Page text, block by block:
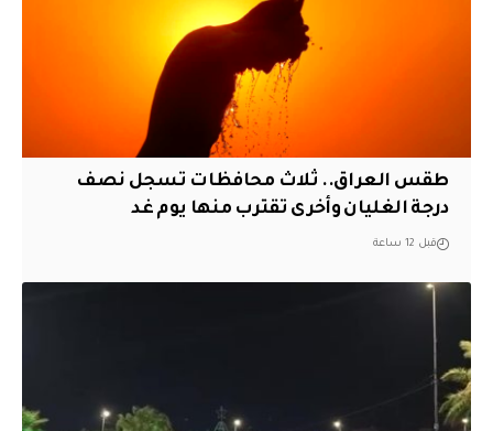
طقس العراق.. ثلاث محافظات تسجل نصف
درجة الغليان وأخرى تقترب منها يوم غد
قبل 12 ساعة